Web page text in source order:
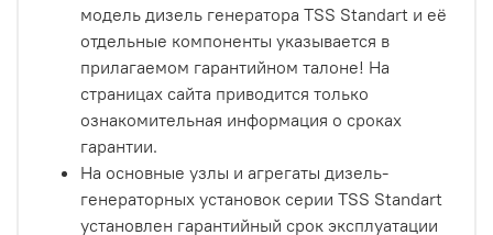
модель дизель генератора TSS Standart и её
отдельные компоненты указывается в
прилагаемом гарантийном талоне! На
страницах сайта приводится только
ознакомительная информация о сроках
гарантии.
На основные узлы и агрегаты дизель-
генераторных установок серии TSS Standart
установлен гарантийный срок эксплуатации